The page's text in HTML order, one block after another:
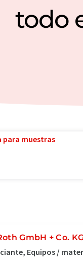
todo
para muestras
GmbH + Co.
Equipos /